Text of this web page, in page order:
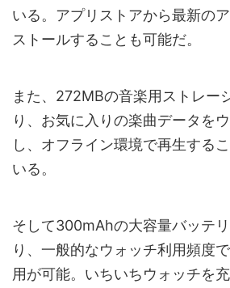
いる。アプリストアから最新の
ストールすることも可能だ。
また、272MBの音楽用ストレー
り、お気に入りの楽曲データを
し、オフライン環境で再生する
いる。
そして300mAhの大容量バッテ
り、一般的なウォッチ利用頻度
用が可能。いちいちウォッチを